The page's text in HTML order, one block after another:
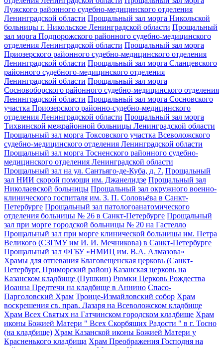
Лужского районного судебно-медицинского отделения
Ленинградской области Прощальный зал морга Никольской
больницы г. Никольское Ленинградской области Прощальный
зал морга Подпорожского районного судебно-медицинского
отделения Ленинградской области Прощальный зал морга
Приозерского районного судебно-медицинского отделения
Ленинградской области Прощальный зал морга Сланцевского
районного судебного-медицинского отделения
Ленинградской области Прощальный зал морга
Сосновоборского районного судебно-медицинского отделения
Ленинградской области Прощальный зал морга Сосновского
участка Приозерского районно-судебно-медицинского
отделения Ленинградской области Прощальный зал морга
Тихвинской межрайонной больницы Ленинградской области
Прощальный зал морга Токсовского участка Всеволожского
судебно-медицинского отделения Ленинградской области
Прощальный зал морга Тосненского районного судебно-
медицинского отделения Ленинградской области
Прощальный зал на ул. Сантьяго-де-Куба, д. 7. Прощальный
зал НИИ скорой помощи им. Джанелидзе Прощальный зал
Николаевской больницы Прощальный зал окружного военно-
клинического госпиталя им. З. П. Соловьёва в Санкт-
Петербурге Прощальный зал патологоанатомического
отделения больницы № 26 в Санкт-Петербурге Прощальный
зал при морге городской больницы № 20 на Гастелло
Прощальный зал при морге клинической больницы им. Петра
Великого (СЗГМУ им И. И. Мечникова) в Санкт-Петербурге
Прощальный зал ФГБУ «НМИЦ им. В.А. Алмазова»
Храмы для отпевания Благовещенская церковь (Санкт-
Петербург, Приморский район) Казанская церковь на
Казанском кладбище (Пушкин) Рюмки Церковь Рождества
Иоанна Предтечи на кладбище в Аннино Спасо-
Парголовский Храм Троице-Измайловский собор Храм
воскрешения св. прав. Лазаря на Всеволожском кладбище
Храм Всех Святых на Гатчинском городском кладбище Храм
иконы Божией Матери " Всех Скорбящих Радости " в г. Тосно
(на кладбище) Храм Казанской иконы Божией Матери у
Красненького кладбища Храм Преображения Господня на